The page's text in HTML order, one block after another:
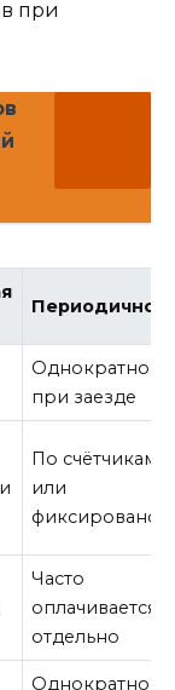
при
Однократно
при заезде
По счётчикам
или
фиксировано
Часто
оплачивается
отдельно
Однократно